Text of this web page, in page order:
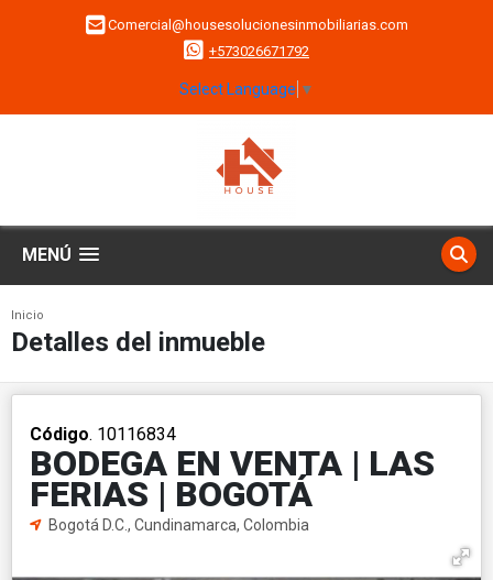
Comercial@housesolucionesinmobiliarias.com
+573026671792
Select Language ▼
MENÚ
Inicio
Detalles del inmueble
Código. 10116834
BODEGA EN VENTA | LAS
FERIAS | BOGOTÁ
Bogotá D.C., Cundinamarca, Colombia